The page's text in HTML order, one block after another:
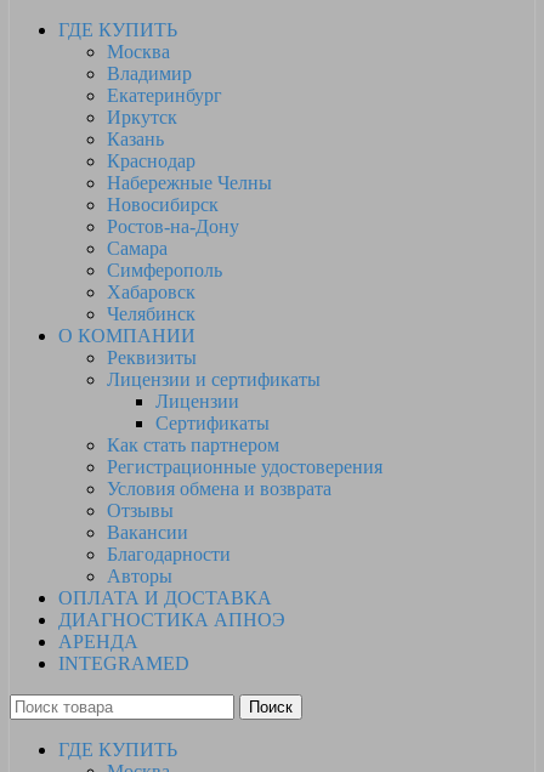
ГДЕ КУПИТЬ
Москва
Владимир
Екатеринбург
Иркутск
Казань
Краснодар
Набережные Челны
Новосибирск
Ростов-на-Дону
Самара
Симферополь
Хабаровск
Челябинск
О КОМПАНИИ
Реквизиты
Лицензии и сертификаты
Лицензии
Сертификаты
Как стать партнером
Регистрационные удостоверения
Условия обмена и возврата
Отзывы
Вакансии
Благодарности
Авторы
ОПЛАТА И ДОСТАВКА
ДИАГНОСТИКА АПНОЭ
АРЕНДА
INTEGRAMED
Поиск
ГДЕ КУПИТЬ